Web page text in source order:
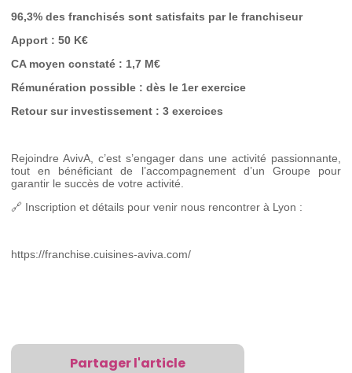
96,3% des franchisés sont satisfaits par le franchiseur
Apport : 50 K€
CA moyen constaté : 1,7 M€
Rémunération possible : dès le 1er exercice
Retour sur investissement : 3 exercices
Rejoindre AvivA, c’est s’engager dans une activité passionnante,
tout en bénéficiant de l’accompagnement d’un Groupe pour
garantir le succès de votre activité.
🔗 Inscription et détails pour venir nous rencontrer à Lyon :
https://franchise.cuisines-aviva.com/
Partager l'article